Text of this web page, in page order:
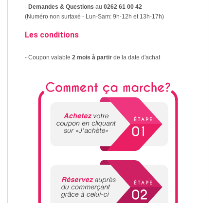
- Demandes & Questions au 0262 61 00 42
(Numéro non surtaxé - Lun-Sam: 9h-12h et 13h-17h)
Les conditions
- Coupon valable 2 mois à partir de la date d'achat